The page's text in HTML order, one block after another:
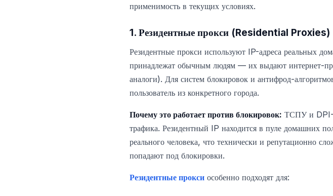
применимость в текущих условиях.
1. Резидентные прокси (Residential Proxies)
Резидентные прокси используют IP-адреса реальных
принадлежат обычным людям — их выдают интернет-
аналоги). Для систем блокировок и антифрод-
пользователь из конкретного города.
Почему это работает против блокировок: ТСПУ и DPI-
трафика. Резидентный IP находится в пуле домашних
реального человека, что технически и репутационно
попадают под блокировки.
Резидентные прокси особенно подходят для: